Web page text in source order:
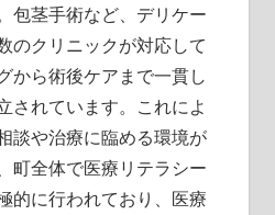
包茎手術など、デリケー
のクリニックが対応して
から術後ケアまで一貫し
されています。これによ
談や治療に臨める環境が
町全体で医療リテラシー
的に行われており、医療